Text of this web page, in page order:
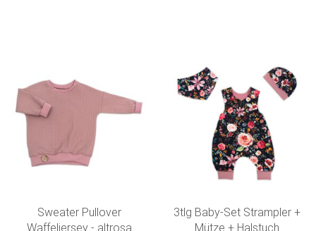
Sweater Pullover
Waffeljersey - altrosa
3tlg Baby-Set Strampler +
Mütze + Halstuch